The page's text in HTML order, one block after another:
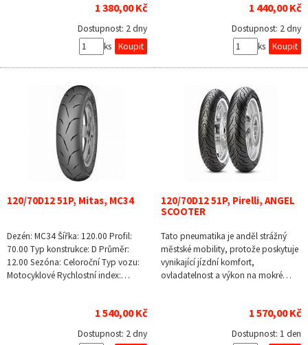
1 380,00 Kč
Dostupnost: 2 dny
ks
1 440,00 Kč
Dostupnost: 2 dny
ks
120/70D12 51P, Mitas, MC34
Dezén: MC34 Šířka: 120.00 Profil:
70.00 Typ konstrukce: D Průměr:
12.00 Sezóna: Celoroční Typ vozu:
Motocyklové Rychlostní index:…
1 540,00 Kč
Dostupnost: 2 dny
120/70D12 51P, Pirelli, ANGEL
SCOOTER
Tato pneumatika je anděl strážný
městské mobility, protože poskytuje
vynikající jízdní komfort,
ovladatelnost a výkon na mokré…
1 570,00 Kč
Dostupnost: 1 den